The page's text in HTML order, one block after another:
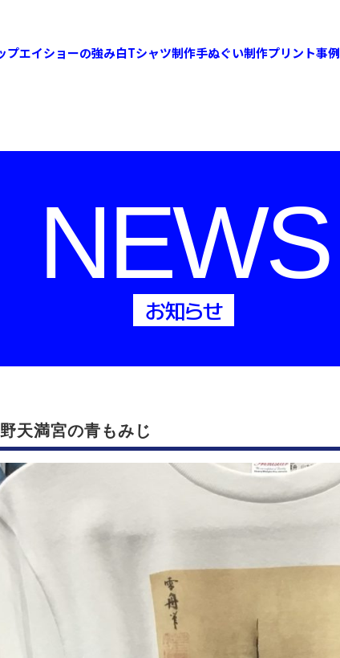
プエイショーの強み白Tシャツ制作手ぬぐい制作プリント事例
NEWS
お知らせ
天満宮の青もみじ